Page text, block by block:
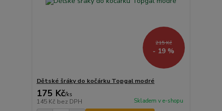
215 Kč
- 19 %
Dětské šráky do kočárku Topgal modré
175 Kč/ks
145 Kč bez DPH Skladem v e-shopu